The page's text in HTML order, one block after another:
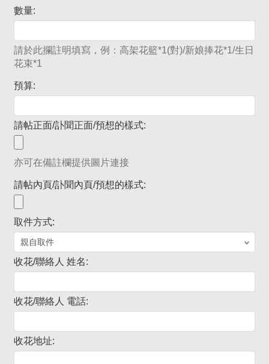
數量:
請於此攔註明填寫，例：高架花籃*1(對)/新娘捧花*1/生日
花束*1
預算:
請帖正面/訃聞正面/預想的樣式:
亦可在備註欄提供圖片連接
請帖內頁/訃聞內頁/預想的樣式:
取件方式:
收花/聯絡人 姓名:
收花/聯絡人 電話:
收花地址: